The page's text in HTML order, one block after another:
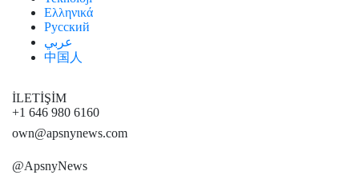
Ελληνικά
Русский
عربي
中国人
İLETİŞİM
+1 646 980 6160
own@apsnynews.com
@ApsnyNews